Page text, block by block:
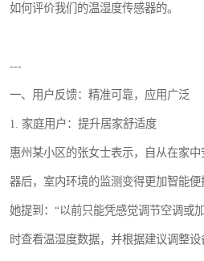
如何评价我们的温湿度传感器的。
---
一、用户反馈：精准可靠，应用广泛
1. 家庭用户：提升居家舒适度
惠州某小区的张女士表示，自从在家
器后，室内环境的监测变得更加智能便
她提到：“以前只能凭感觉调节空调或
时查看温湿度数据，并根据建议调整设